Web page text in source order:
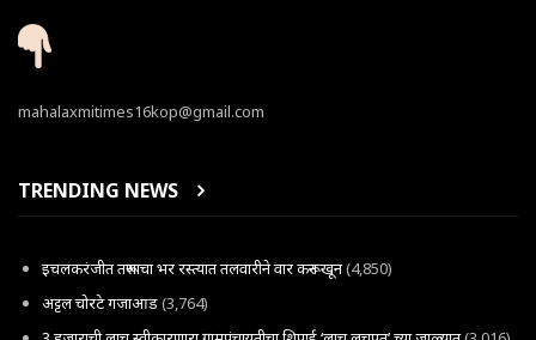
mahalaxmitimes16kop@gmail.com
TRENDING NEWS
इचलकरंजीत तरूणाचा भर रस्त्यात तलवारीने वार करून खून(4,850)
अट्टल चोरटे गजाआड(3,764)